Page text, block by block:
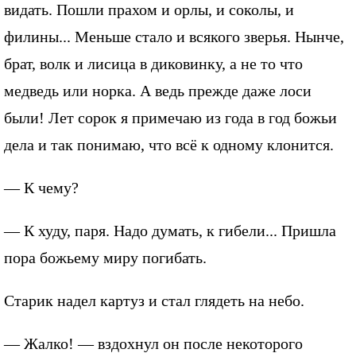
видать. Пошли прахом и орлы, и соколы, и
филины... Меньше стало и всякого зверья. Нынче,
брат, волк и лисица в диковинку, а не то что
медведь или норка. А ведь прежде даже лоси
были! Лет сорок я примечаю из года в год божьи
дела и так понимаю, что всё к одному клонится.
— К чему?
— К худу, паря. Надо думать, к гибели... Пришла
пора божьему миру погибать.
Старик надел картуз и стал глядеть на небо.
— Жалко! — вздохнул он после некоторого